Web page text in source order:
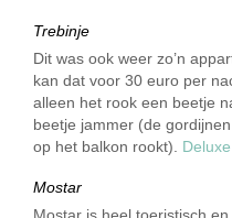
Trebinje
Dit was ook weer zo’n
kan dat voor 30 euro per
alleen het rook een beetje
beetje jammer (de
op het balkon rookt).
Mostar